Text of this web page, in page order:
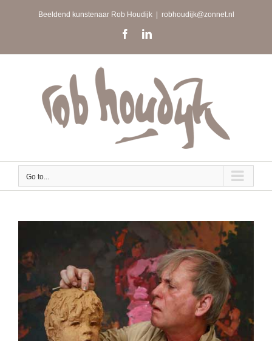
Beeldend kunstenaar Rob Houdijk robhoudijk@zonnet.nl
FacebookLinkedIn
Go to...